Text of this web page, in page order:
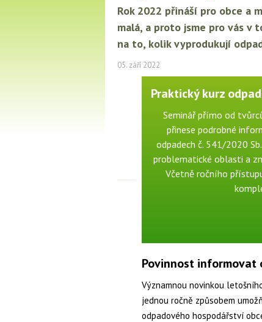
Rok 2022 přináší pro obce a
malá, a proto jsme pro vás v
na to, kolik vyprodukují
05. září 2022
Praktický kurz
Seminář přímo od
přinese podrobné
odpadech č. 541/2020
problematické oblasti a
Včetně ročního
Povinnost informovat
Významnou novinkou
jednou ročně způsobem
odpadového hospodářství